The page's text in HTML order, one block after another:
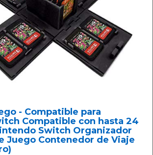
- Compatible para
Compatible con hasta 24
Switch Organizador
Juego Contenedor de Viaje